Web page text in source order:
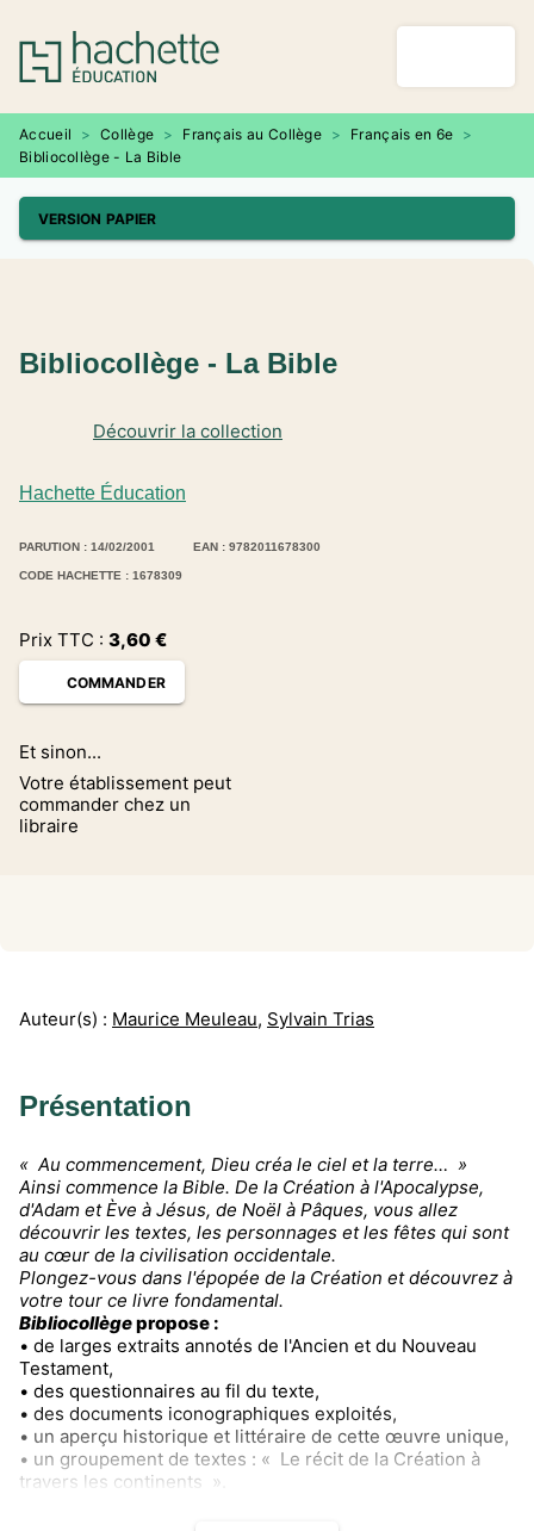
MENU RECHERCHE
PIED DE PAGE
Accueil > Collège > Français au Collège > Français en 6e >
Bibliocollège - La Bible
VERSION PAPIER
Hachette Éducation
Découvrir la collection
Bibliocollège - La Bible
PARUTION : 14/02/2001 EAN : 9782011678300
CODE HACHETTE : 1678309
Prix TTC : 3,60 €
COMMANDER
Et sinon...
Votre établissement peut
commander chez un
libraire
Auteur(s) : Maurice Meuleau, Sylvain Trias
Présentation
« Au commencement, Dieu créa le ciel et la terre… »
Ainsi commence la Bible. De la Création à l'Apocalypse,
d'Adam et Ève à Jésus, de Noël à Pâques, vous allez
découvrir les textes, les personnages et les fêtes qui sont
au cœur de la civilisation occidentale.
Plongez-vous dans l'épopée de la Création et découvrez à
votre tour ce livre fondamental.
Bibliocollègepropose :
• de larges extraits annotés de l'Ancien et du Nouveau
Testament,
• des questionnaires au fil du texte,
• des documents iconographiques exploités,
• un aperçu historique et littéraire de cette œuvre unique,
• un groupement de textes : « Le récit de la Création à
travers les continents ».